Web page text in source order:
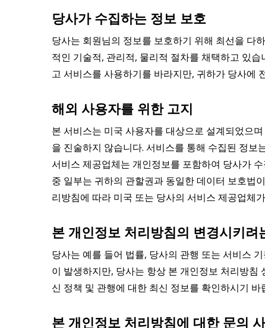
당사가 수집하는 정보 보호
당사는 회원님의 정보를 보호하기 위해 최선을 다
적인 기술적, 관리적, 물리적 절차를 채택하고 있
고 서비스를 사용하기를 바라지만, 귀하가 당사에
해외 사용자를 위한 고지
본 서비스는 미국 사용자를 대상으로 설계되었으
을 진술하지 않습니다. 서비스를 통해 수집된 정
서비스 제공업체는 개인정보를 포함하여 당사가
중 일부는 귀하의 관할권과 동일한 데이터 보호법
리방침에 따라 미국 또는 당사의 서비스 제공업체
본 개인정보 처리방침의 변경시키려
당사는 예를 들어 법률, 당사의 관행 또는 서비스
이 발생하지만, 당사는 항상 본 개인정보 처리방
신 정책 및 관행에 대한 최신 정보를 확인하시기 바
본 개인정보 처리방침에 대한 문의